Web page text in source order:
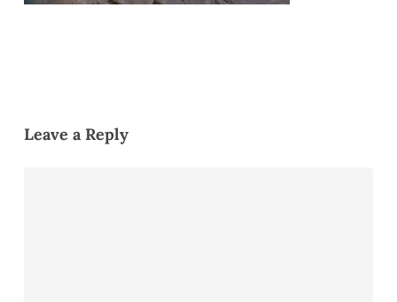
Leave a Reply